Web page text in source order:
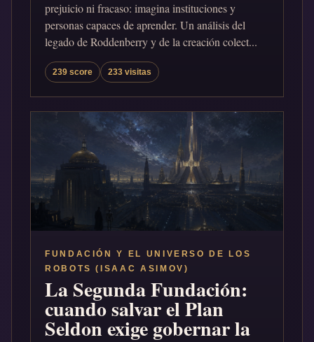
prejuicio ni fracaso: imagina instituciones y
personas capaces de aprender. Un análisis del
legado de Roddenberry y de la creación colect...
239 score 233 visitas
FUNDACIÓN Y EL UNIVERSO DE LOS
ROBOTS (ISAAC ASIMOV)
La Segunda Fundación:
cuando salvar el Plan
Seldon exige gobernar la